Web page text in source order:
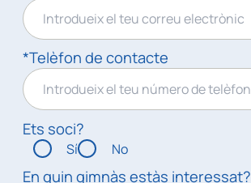
*Telèfon de contacte
Ets soci?
Sí No
En quin gimnàs estàs interessat?